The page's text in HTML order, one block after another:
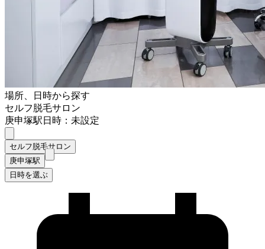
場所、日時から探す
セルフ脱毛サロン
庚申塚駅日時：未設定
セルフ脱毛サロン
庚申塚駅
日時を選ぶ